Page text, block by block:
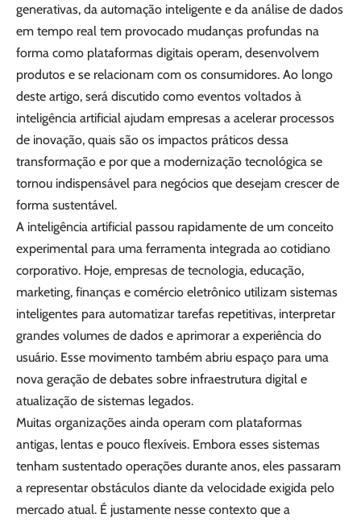
generativas, da automação inteligente e da análise de dados
em tempo real tem provocado mudanças profundas na
forma como plataformas digitais operam, desenvolvem
produtos e se relacionam com os consumidores. Ao longo
deste artigo, será discutido como eventos voltados à
inteligência artificial ajudam empresas a acelerar processos
de inovação, quais são os impactos práticos dessa
transformação e por que a modernização tecnológica se
tornou indispensável para negócios que desejam crescer de
forma sustentável.
A inteligência artificial passou rapidamente de um conceito
experimental para uma ferramenta integrada ao cotidiano
corporativo. Hoje, empresas de tecnologia, educação,
marketing, finanças e comércio eletrônico utilizam sistemas
inteligentes para automatizar tarefas repetitivas, interpretar
grandes volumes de dados e aprimorar a experiência do
usuário. Esse movimento também abriu espaço para uma
nova geração de debates sobre infraestrutura digital e
atualização de sistemas legados.
Muitas organizações ainda operam com plataformas
antigas, lentas e pouco flexíveis. Embora esses sistemas
tenham sustentado operações durante anos, eles passaram
a representar obstáculos diante da velocidade exigida pelo
mercado atual. É justamente nesse contexto que a